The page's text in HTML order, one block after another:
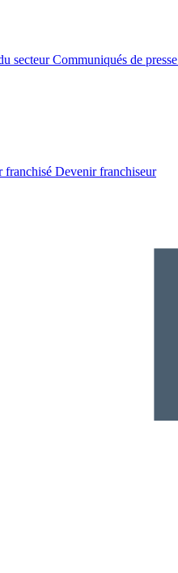
secteur Communiqués de presse
franchisé Devenir franchiseur